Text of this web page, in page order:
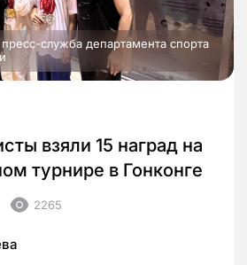
служба департамента спорта
взяли 15 наград на
турнире в Гонконге
2265